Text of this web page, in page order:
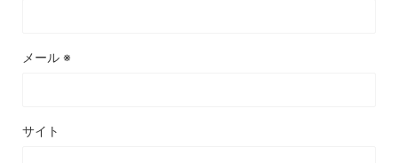
メール ※
サイト